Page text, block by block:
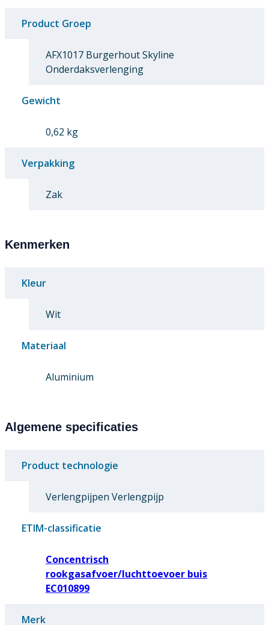
Product Groep
AFX1017 Burgerhout Skyline
Onderdaksverlenging
Gewicht
0,62 kg
Verpakking
Zak
Kenmerken
Kleur
Wit
Materiaal
Aluminium
Algemene specificaties
Product technologie
Verlengpijpen Verlengpijp
ETIM-classificatie
Concentrisch
rookgasafvoer/luchttoevoer buis
EC010899
Merk